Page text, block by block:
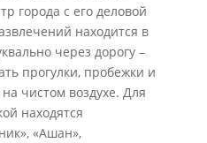
города с его деловой
находится в
через дорогу –
прогулки, пробежки и
чистом воздухе. Для
находятся
«Ашан»,